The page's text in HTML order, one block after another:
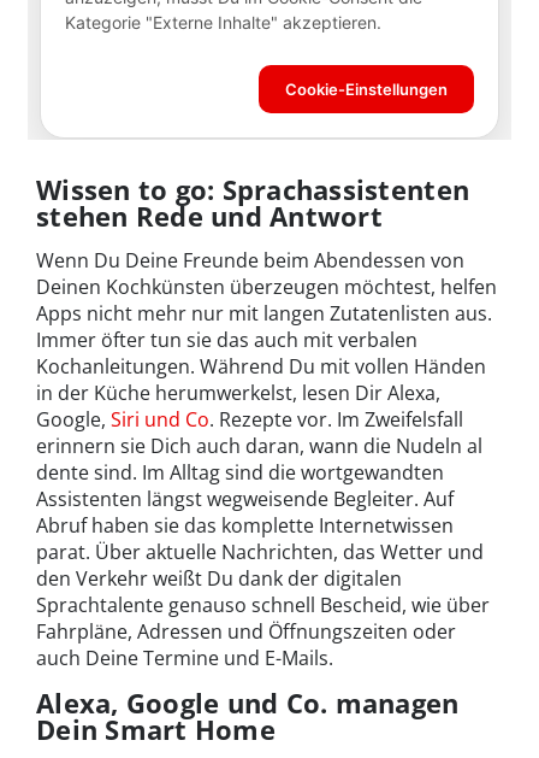
Wissen to go: Sprachassistenten
stehen Rede und Antwort
Wenn Du Deine Freunde beim Abendessen von
Deinen Kochkünsten überzeugen möchtest, helfen
Apps nicht mehr nur mit langen Zutatenlisten aus.
Immer öfter tun sie das auch mit verbalen
Kochanleitungen. Während Du mit vollen Händen
in der Küche herumwerkelst, lesen Dir Alexa,
Google, Siri und Co. Rezepte vor. Im Zweifelsfall
erinnern sie Dich auch daran, wann die Nudeln al
dente sind. Im Alltag sind die wortgewandten
Assistenten längst wegweisende Begleiter. Auf
Abruf haben sie das komplette Internetwissen
parat. Über aktuelle Nachrichten, das Wetter und
den Verkehr weißt Du dank der digitalen
Sprachtalente genauso schnell Bescheid, wie über
Fahrpläne, Adressen und Öffnungszeiten oder
auch Deine Termine und E-Mails.
Alexa, Google und Co. managen
Dein Smart Home